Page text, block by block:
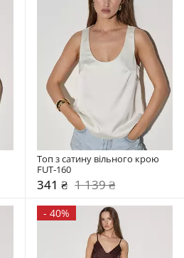
Топ з сатину вільного крою
FUT-160
341 ₴ 1 139 ₴
- 40%